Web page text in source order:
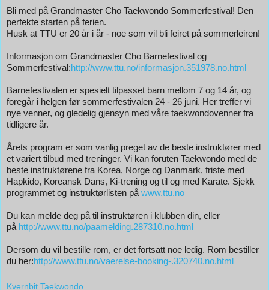
Bli med på Grandmaster Cho Taekwondo Sommerfestival! Den
perfekte starten på ferien.
Husk at TTU er 20 år i år - noe som vil bli feiret på sommerleiren!
Informasjon om Grandmaster Cho Barnefestival og
Sommerfestival:http://www.ttu.no/informasjon.351978.no.html
Barnefestivalen er spesielt tilpasset barn mellom 7 og 14 år, og
foregår i helgen før sommerfestivalen 24 - 26 juni. Her treffer vi
nye venner, og gledelig gjensyn med våre taekwondovenner fra
tidligere år.
Årets program er som vanlig preget av de beste instruktører med
et variert tilbud med treninger. Vi kan foruten Taekwondo med de
beste instruktørene fra Korea, Norge og Danmark, friste med
Hapkido, Koreansk Dans, Ki-trening og til og med Karate. Sjekk
programmet og instruktørlisten på www.ttu.no
Du kan melde deg på til instruktøren i klubben din, eller
på http://www.ttu.no/paamelding.287310.no.html
Dersom du vil bestille rom, er det fortsatt noe ledig. Rom bestiller
du her:http://www.ttu.no/vaerelse-booking-.320740.no.html
Kvernbit Taekwondo